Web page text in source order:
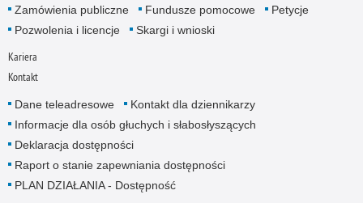
Zamówienia publiczne Fundusze pomocowe
Petycje
Pozwolenia i licencje
Skargi i wnioski
Kariera
Kontakt
Dane teleadresowe
Kontakt dla dziennikarzy
Informacje dla osób głuchych i słabosłyszących
Deklaracja dostępności
Raport o stanie zapewniania dostępności
PLAN DZIAŁANIA - Dostępność